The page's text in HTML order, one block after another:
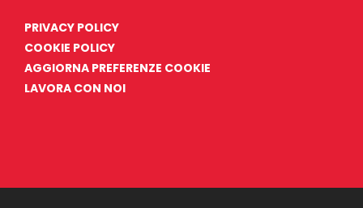
PRIVACY POLICY
COOKIE POLICY
AGGIORNA PREFERENZE COOKIE
LAVORA CON NOI